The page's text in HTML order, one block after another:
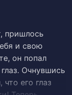
пришлось
и свою
он попал
Очнувшись
его глаз